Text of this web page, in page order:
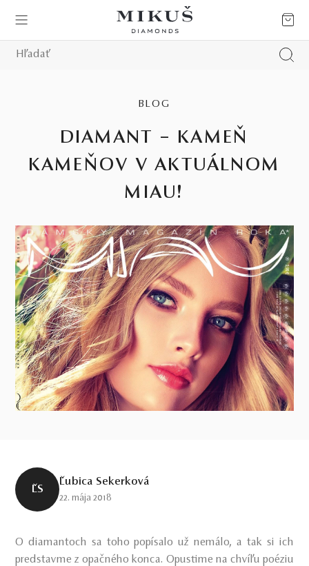
BLOG
DIAMANT – KAMEŇ
KAMEŇOV V AKTUÁLNOM
MIAU!
ĽS
Ľubica Sekerková
22. mája 2018
O diamantoch sa toho popísalo už nemálo, a tak si ich
predstavme z opačného konca. Opustime na chvíľu poéziu